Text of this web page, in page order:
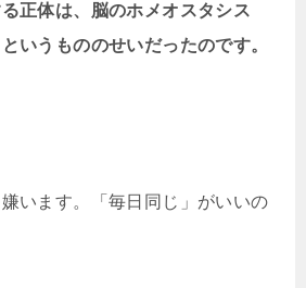
正体は、脳のホメオスタシス
いうもののせいだったのです。
います。「毎日同じ」がいいの